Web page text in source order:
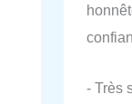
- Très